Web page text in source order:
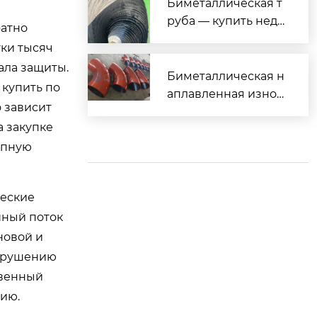
тысяч
защиты.
по
зависит
закупке
поток
и
зносостойкую систе
Биметаллическая т
руба — купить недо
Биметаллическая н
аплавленная износ